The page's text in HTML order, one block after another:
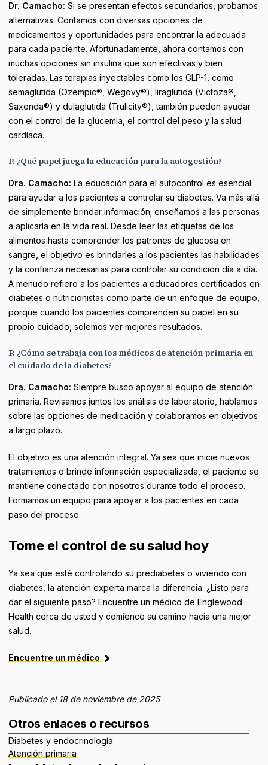
Otros enlaces o recursos
Diabetes y endocrinología
Atención primaria
Dr. Camacho: Si se presentan efectos secundarios, probamos
alternativas. Contamos con diversas opciones de
medicamentos y oportunidades para encontrar la adecuada
para cada paciente. Afortunadamente, ahora contamos con
muchas opciones sin insulina que son efectivas y bien
toleradas. Las terapias inyectables como los GLP-1, como
semaglutida (Ozempic®, Wegovy®), liraglutida (Victoza®,
Saxenda®) y dulaglutida (Trulicity®), también pueden ayudar
con el control de la glucemia, el control del peso y la salud
cardíaca.
P. ¿Qué papel juega la educación para la autogestión?
Dra. Camacho: La educación para el autocontrol es esencial
para ayudar a los pacientes a controlar su diabetes. Va más allá
de simplemente brindar información; enseñamos a las personas
a aplicarla en la vida real. Desde leer las etiquetas de los
alimentos hasta comprender los patrones de glucosa en
sangre, el objetivo es brindarles a los pacientes las habilidades
y la confianza necesarias para controlar su condición día a día.
A menudo refiero a los pacientes a educadores certificados en
diabetes o nutricionistas como parte de un enfoque de equipo,
porque cuando los pacientes comprenden su papel en su
propio cuidado, solemos ver mejores resultados.
P. ¿Cómo se trabaja con los médicos de atención primaria en
el cuidado de la diabetes?
Dra. Camacho: Siempre busco apoyar al equipo de atención
primaria. Revisamos juntos los análisis de laboratorio, hablamos
sobre las opciones de medicación y colaboramos en objetivos
a largo plazo.
El objetivo es una atención integral. Ya sea que inicie nuevos
tratamientos o brinde información especializada, el paciente se
mantiene conectado con nosotros durante todo el proceso.
Formamos un equipo para apoyar a los pacientes en cada
paso del proceso.
Tome el control de su salud hoy
Ya sea que esté controlando su prediabetes o viviendo con
diabetes, la atención experta marca la diferencia. ¿Listo para
dar el siguiente paso? Encuentre un médico de Englewood
Health cerca de usted y comience su camino hacia una mejor
salud.
Encuentre un médico
Publicado el 18 de noviembre de 2025